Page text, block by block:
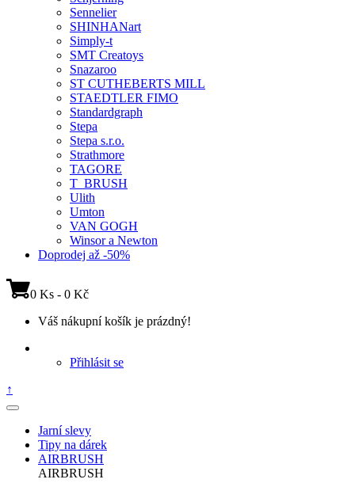
Sennelier
SHINHANart
Simply-t
SMT Creatoys
Snazaroo
ST CUTHEBERTS MILL
STAEDTLER FIMO
Standardgraph
Stepa
Stepa s.r.o.
Strathmore
TAGORE
T_BRUSH
Ulith
Umton
VAN GOGH
Winsor a Newton
Doprodej až -50%
0 Ks - 0 Kč
Váš nákupní košík je prázdný!
Přihlásit se
↑
Jarní slevy
Tipy na dárek
AIRBRUSH
AIRBRUSH